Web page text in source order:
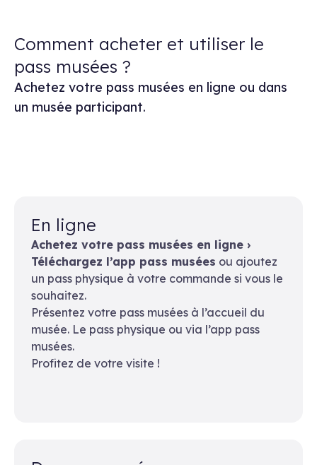
Comment acheter et utiliser le
pass musées ?
Achetez votre pass musées en ligne ou dans
un musée participant.
En ligne
Achetez votre pass musées en ligne ›
Téléchargez l’app pass musées ou ajoutez
un pass physique à votre commande si vous le
souhaitez.
Présentez votre pass musées à l’accueil du
musée. Le pass physique ou via l’app pass
musées.
Profitez de votre visite !